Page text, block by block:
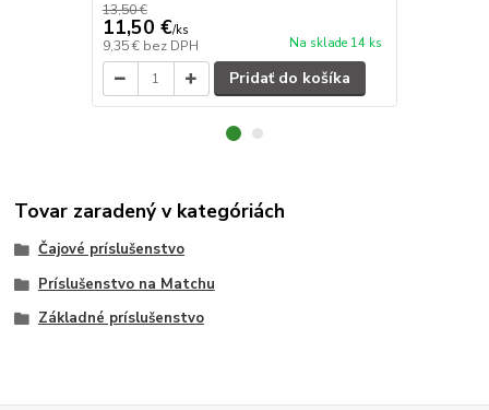
13,50 €
11,50 €/ks
9,35 € bez DPH Na sklade 14 ks
Pridať do košíka
Tovar zaradený v kategóriách
Čajové príslušenstvo
Príslušenstvo na Matchu
Základné príslušenstvo